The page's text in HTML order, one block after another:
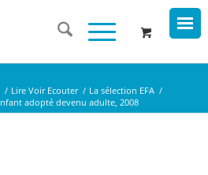
/ Lire Voir Ecouter / La sélection EFA /
adopté devenu adulte, 2008